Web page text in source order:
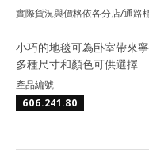
實際貨況與價格依各分店/通路
小巧的地毯可為卧室帶來
多種尺寸和顏色可供選擇
產品編號
606.241.80